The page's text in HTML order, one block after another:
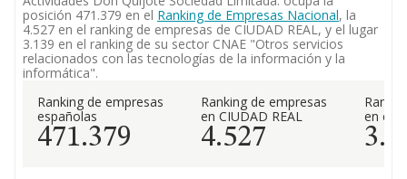
posición 471.379 en el Ranking de Empresas Nacional, la
4.527 en el ranking de empresas de CIUDAD REAL, y el lugar
3.139 en el ranking de su sector CNAE "Otros servicios
relacionados con las tecnologías de la información y la
informática".
Ranking de empresas
españolas
471.379
Ranking de empresas
en CIUDAD REAL
4.527
en el